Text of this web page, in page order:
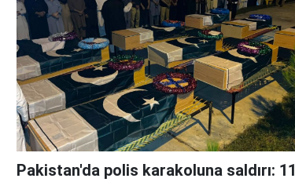
Pakistan'da polis karakoluna saldırı: 11